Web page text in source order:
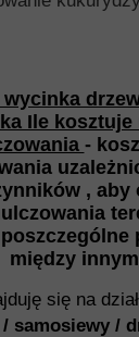
Ile kosztuje
-
, aby
między
się na
samosiewy /